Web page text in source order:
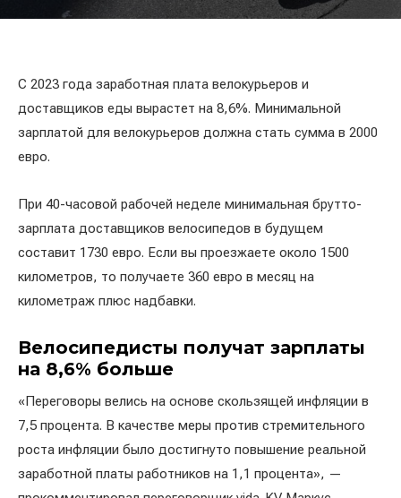
С 2023 года заработная плата велокурьеров и
доставщиков еды вырастет на 8,6%. Минимальной
зарплатой для велокурьеров должна стать сумма в 2000
евро.
При 40-часовой рабочей неделе минимальная брутто-
зарплата доставщиков велосипедов в будущем
составит 1730 евро. Если вы проезжаете около 1500
километров, то получаете 360 евро в месяц на
километраж плюс надбавки.
Велосипедисты получат зарплаты
на 8,6% больше
«Переговоры велись на основе скользящей инфляции в
7,5 процента. В качестве меры против стремительного
роста инфляции было достигнуто повышение реальной
заработной платы работников на 1,1 процента», —